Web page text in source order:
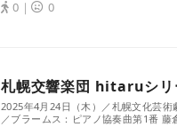
0｜ 0
札幌交響楽団 hitaruシリ
2025年4月24日（木）／札幌文化芸
／ブラームス：ピアノ協奏曲第1番